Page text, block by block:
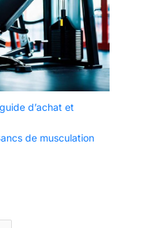
d’achat et
de musculation